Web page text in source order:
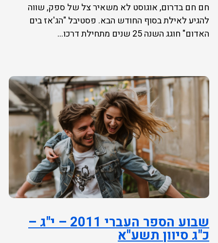
חם חם בדרום, אוגוסט לא משאיר צל של ספק, שווה
להגיע לאילת בסוף החודש הבא. פסטיבל "הג'אז בים
האדום" חוגג השנה 25 שנים מתחילת דרכו...
שבוע הספר העברי 2011 – י"ג –
כ"ג סיוון תשע"א